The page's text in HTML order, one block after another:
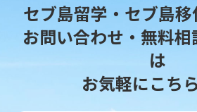
セブ島留学・セブ島
お問い合わせ・無料
は
お気軽にこち